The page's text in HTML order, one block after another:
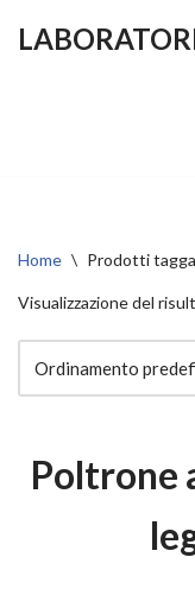
Home \ Prodotti
Visualizzazione del
Poltrone